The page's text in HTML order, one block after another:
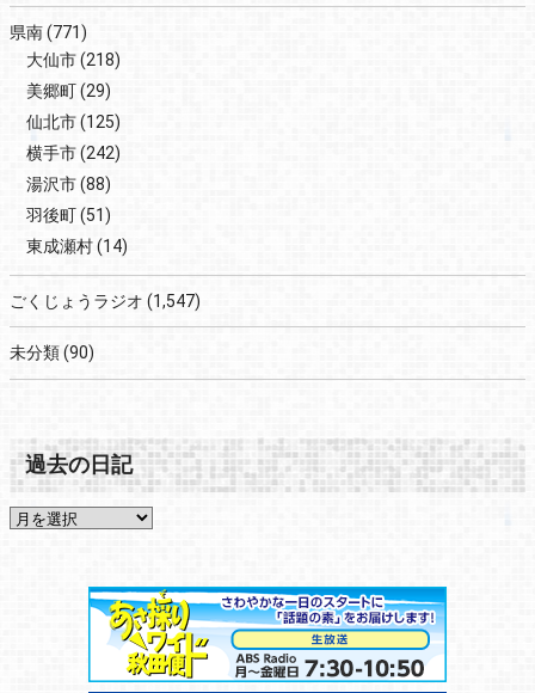
県南(771)
大仙市(218)
美郷町(29)
仙北市(125)
横手市(242)
湯沢市(88)
羽後町(51)
東成瀬村(14)
ごくじょうラジオ (1,547)
未分類(90)
過去の日記